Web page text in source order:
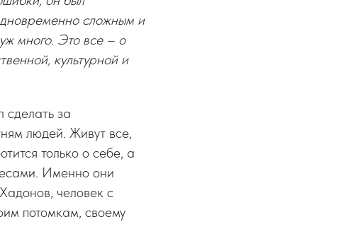
сложным и
много. Это все – о
культурной и
сделать за
людей. Живут все,
только о себе, а
Именно они
человек с
потомкам, своему